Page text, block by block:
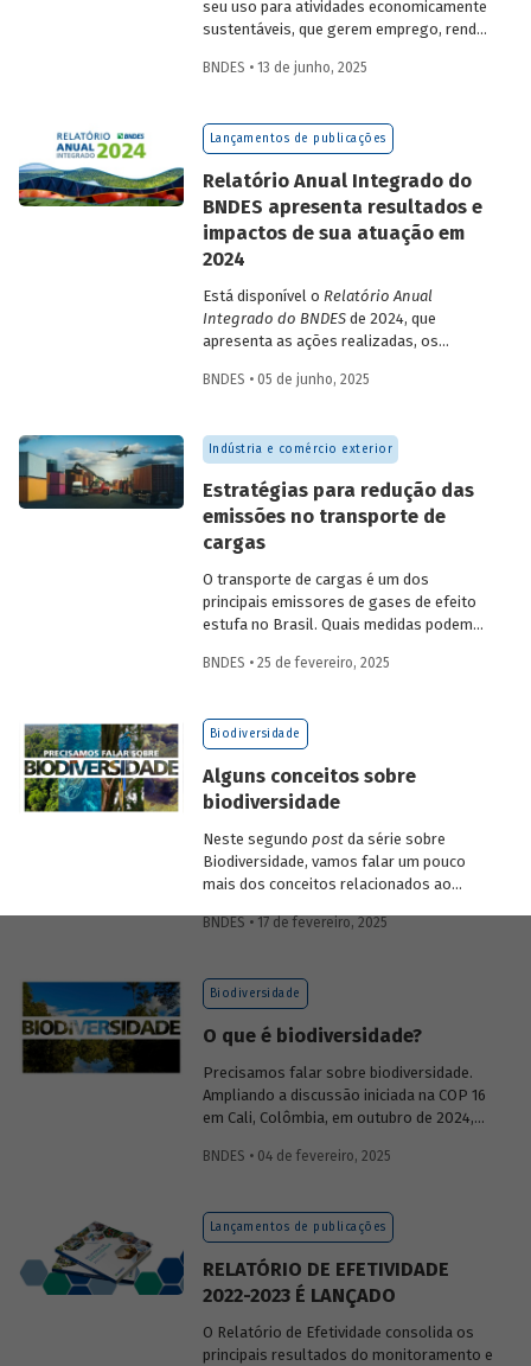
seu uso para atividades economicamente
sustentáveis, que gerem emprego, renda
vive nessas regiões, não são excludentes.
desafio para a gestão e preservação das
florestas e da possibilidade de utilização
privado para viabilizar o desenvolvimento
sustentável nessas regiões.
BNDES • 13 de junho, 2025
Lançamentos de publicações
Relatório Anual Integrado do
BNDES apresenta resultados e
impactos de sua atuação em
2024
Está disponível o Relatório Anual
Integrado do BNDESde 2024, que
apresenta as ações realizadas, os
sua atuação no ano passado. O
contribuiu com a retomada do
crescimento do país, tendo se fortalecido
como grande vetor da
neoindustrialização e do fomento à
inovação, à transição energética, à
economia verde e aos investimentos de
BNDES • 05 de junho, 2025
Indústria e comércio exterior
Estratégias para redução das
emissões no transporte de
cargas
O transporte de cargas é um dos
principais emissores de gases de efeito
estufa no Brasil. Quais medidas podem
ambiental? Confira as estratégias que
BNDES • 25 de fevereiro, 2025
Biodiversidade
Alguns conceitos sobre
biodiversidade
Neste segundo postda série sobre
Biodiversidade, vamos falar um pouco
mais dos conceitos relacionados ao
ecossistêmicos, entre outros.
BNDES • 17 de fevereiro, 2025
Biodiversidade
O que é biodiversidade?
Precisamos falar sobre biodiversidade.
Ampliando a discussão iniciada na COP 16
em Cali, Colômbia, em outubro de 2024,
(anteriormente divulgados sob forma de
os conceitos a ela relacionados, o
contexto atual das discussões sobre o
setores se relacionam com o assunto.
BNDES • 04 de fevereiro, 2025
Lançamentos de publicações
RELATÓRIO DE EFETIVIDADE
2022-2023 É LANÇADO
O Relatório de Efetividade consolida os
principais resultados do monitoramento e